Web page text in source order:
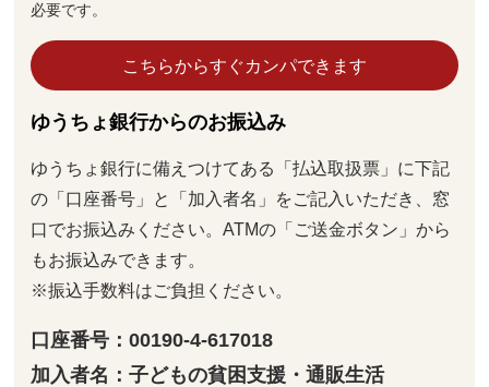
必要です。
こちらからすぐカンパできます
ゆうちょ銀行からのお振込み
ゆうちょ銀行に備えつけてある「払込取扱票」に下記
の「口座番号」と「加入者名」をご記入いただき、窓
口でお振込みください。ATMの「ご送金ボタン」から
もお振込みできます。
※振込手数料はご負担ください。
口座番号：00190-4-617018
加入者名：子どもの貧困支援・通販生活